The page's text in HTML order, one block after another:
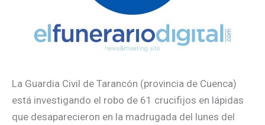
La Guardia Civil de Tarancón (provincia de Cuenca)
está investigando el robo de 61 crucifijos en lápidas
que desaparecieron en la madrugada del lunes del